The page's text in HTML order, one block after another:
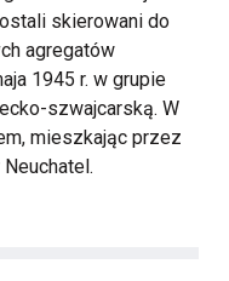
skierowani do
agregatów
1945 r. w grupie
szwajcarską. W
mieszkając przez